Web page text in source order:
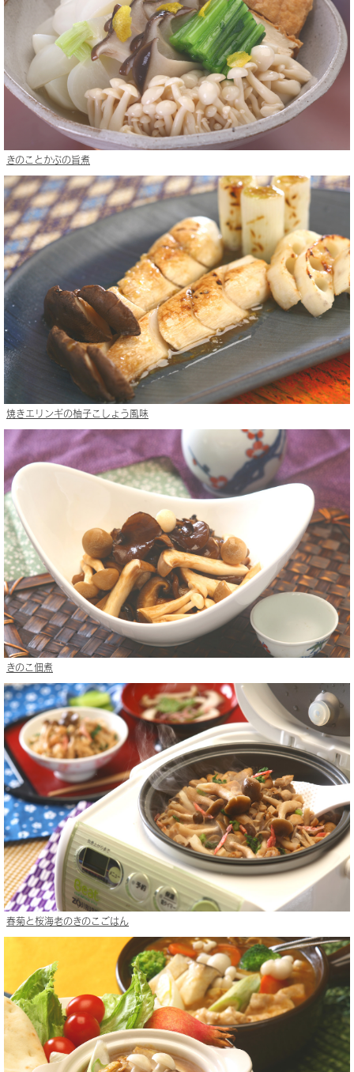
きのことかぶの旨煮
焼きエリンギの柚子こしょう風味
きのこ佃煮
春菊と桜海老のきのこごはん